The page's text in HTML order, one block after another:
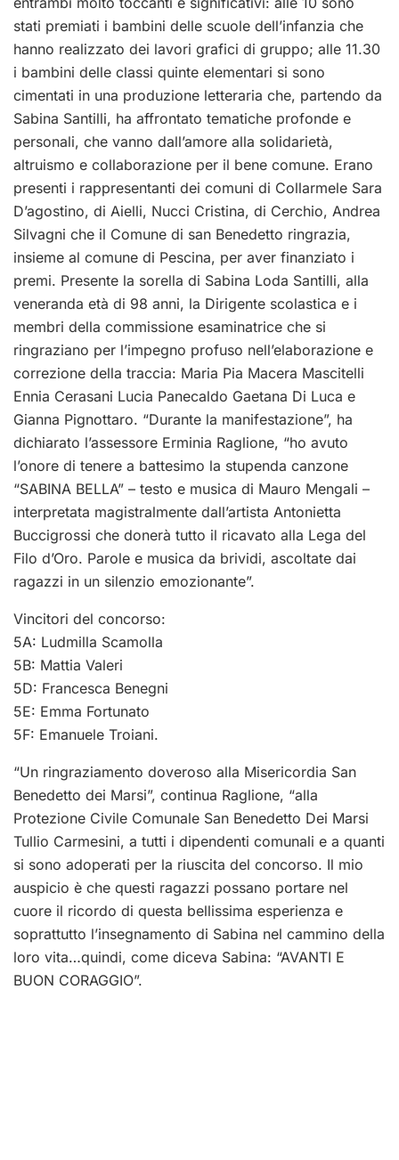
stati premiati i bambini delle scuole dell’infanzia che
hanno realizzato dei lavori grafici di gruppo; alle 11.30
i bambini delle classi quinte elementari si sono
cimentati in una produzione letteraria che, partendo da
Sabina Santilli, ha affrontato tematiche profonde e
personali, che vanno dall’amore alla solidarietà,
altruismo e collaborazione per il bene comune. Erano
presenti i rappresentanti dei comuni di Collarmele Sara
D’agostino, di Aielli, Nucci Cristina, di Cerchio, Andrea
Silvagni che il Comune di san Benedetto ringrazia,
insieme al comune di Pescina, per aver finanziato i
premi. Presente la sorella di Sabina Loda Santilli, alla
veneranda età di 98 anni, la Dirigente scolastica e i
membri della commissione esaminatrice che si
ringraziano per l’impegno profuso nell’elaborazione e
correzione della traccia: Maria Pia Macera Mascitelli
Ennia Cerasani Lucia Panecaldo Gaetana Di Luca e
Gianna Pignottaro. “Durante la manifestazione”, ha
dichiarato l’assessore Erminia Raglione, “ho avuto
l’onore di tenere a battesimo la stupenda canzone
“SABINA BELLA” – testo e musica di Mauro Mengali –
interpretata magistralmente dall’artista Antonietta
Buccigrossi che donerà tutto il ricavato alla Lega del
Filo d’Oro. Parole e musica da brividi, ascoltate dai
ragazzi in un silenzio emozionante”.
Vincitori del concorso:
5A: Ludmilla Scamolla
5B: Mattia Valeri
5D: Francesca Benegni
5E: Emma Fortunato
5F: Emanuele Troiani.
“Un ringraziamento doveroso alla Misericordia San
Benedetto dei Marsi”, continua Raglione, “alla
Protezione Civile Comunale San Benedetto Dei Marsi
Tullio Carmesini, a tutti i dipendenti comunali e a quanti
si sono adoperati per la riuscita del concorso. Il mio
auspicio è che questi ragazzi possano portare nel
cuore il ricordo di questa bellissima esperienza e
soprattutto l’insegnamento di Sabina nel cammino della
loro vita…quindi, come diceva Sabina: “AVANTI E
BUON CORAGGIO”.